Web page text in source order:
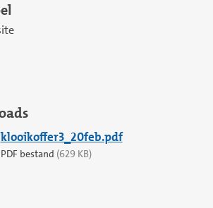
klooikoffer3_20feb.pdf
PDF bestand (629 KB)